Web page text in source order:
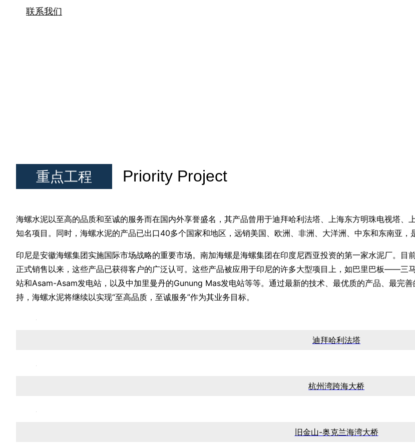
联系我们
重点工程 Priority Project
海螺水泥以至高的品质和至诚的服务而在国内外享誉盛名，其产品曾用于迪拜哈利法塔、上海东方明珠电视塔
知名项目。同时，海螺水泥的产品已出口40多个国家和地区，远销美国、欧洲、非洲、大洋洲、中东和东南亚，
印尼是安徽海螺集团实施国际市场战略的重要市场。南加海螺是海螺集团在印度尼西亚投资的第一家水泥厂。
正式销售以来，这些产品已获得客户的广泛认可。这些产品被应用于印尼的许多大型项目上，如巴里巴板——
站和Asam-Asam发电站，以及中加里曼丹的Gunung Mas发电站等等。通过最新的技术、最优质的产品、最完
持，海螺水泥将继续以实现“至高品质，至诚服务”作为其业务目标。
迪拜哈利法塔
杭州湾跨海大桥
旧金山-奥克兰海湾大桥